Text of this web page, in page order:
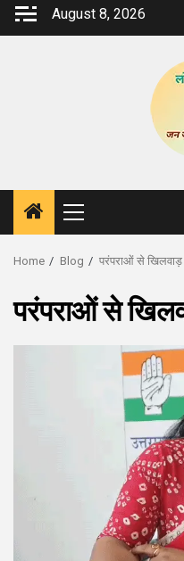
Skip
August 8, 2026
Primary
Menu
Home Blog परंपराओं से खिलवाड़
परंपराओं से